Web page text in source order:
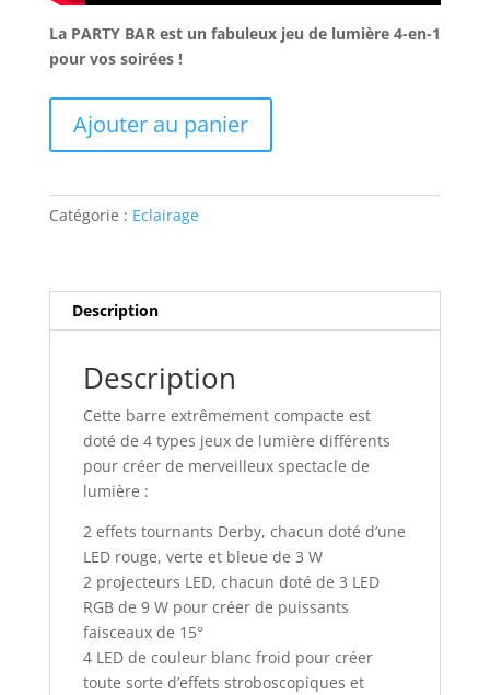
La PARTY BAR est un fabuleux jeu de lumière 4-en-1
pour vos soirées !
Eclairage
Ajouter au panier
Catégorie : Eclairage
Description
Description
Cette barre extrêmement compacte est
doté de 4 types jeux de lumière différents
pour créer de merveilleux spectacle de
lumière :
2 effets tournants Derby, chacun doté d’une
LED rouge, verte et bleue de 3 W
2 projecteurs LED, chacun doté de 3 LED
RGB de 9 W pour créer de puissants
faisceaux de 15°
4 LED de couleur blanc froid pour créer
toute sorte d’effets stroboscopiques et